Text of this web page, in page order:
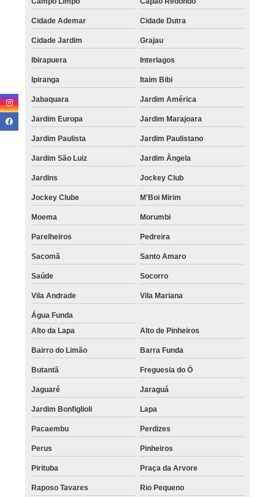
Cidade Ademar Cidade Dutra
Cidade Jardim Grajau
Ibirapuera Interlagos
Ipiranga Itaim Bibi
Jabaquara Jardim América
Jardim Europa Jardim Marajoara
Jardim Paulista Jardim Paulistano
Jardim São Luiz Jardim Ângela
Jardins Jockey Club
Jockey Clube M'Boi Mirim
Moema Morumbi
Parelheiros Pedreira
Sacomã Santo Amaro
Saúde Socorro
Vila Andrade Vila Mariana
Água Funda
Alto da Lapa
Alto de Pinheiros
Bairro do Limão Barra Funda
Butantã Freguesia do Ó
Jaguaré Jaraguá
Jardim Bonfiglioli Lapa
Pacaembu Perdizes
Perus Pinheiros
Pirituba Praça da Arvore
Raposo Tavares Rio Pequeno